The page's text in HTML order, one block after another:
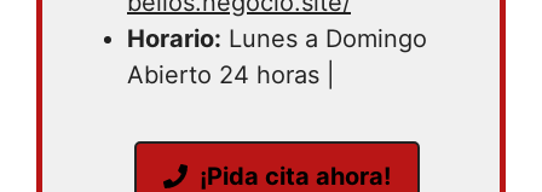
Horario: Lunes a Domingo
Abierto 24 horas |
¡Pida cita ahora!